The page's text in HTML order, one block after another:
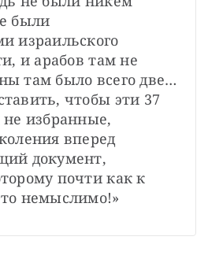
были
израильского
и арабов там не
там было всего две…
чтобы эти 37
избранные,
вперед
документ,
почти как к
немыслимо!»